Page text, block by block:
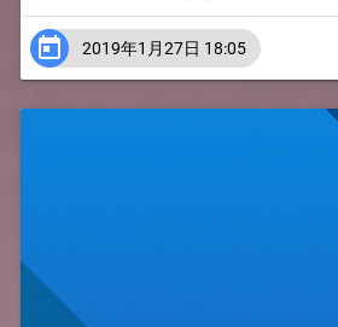
 2019年1月27日 18:05